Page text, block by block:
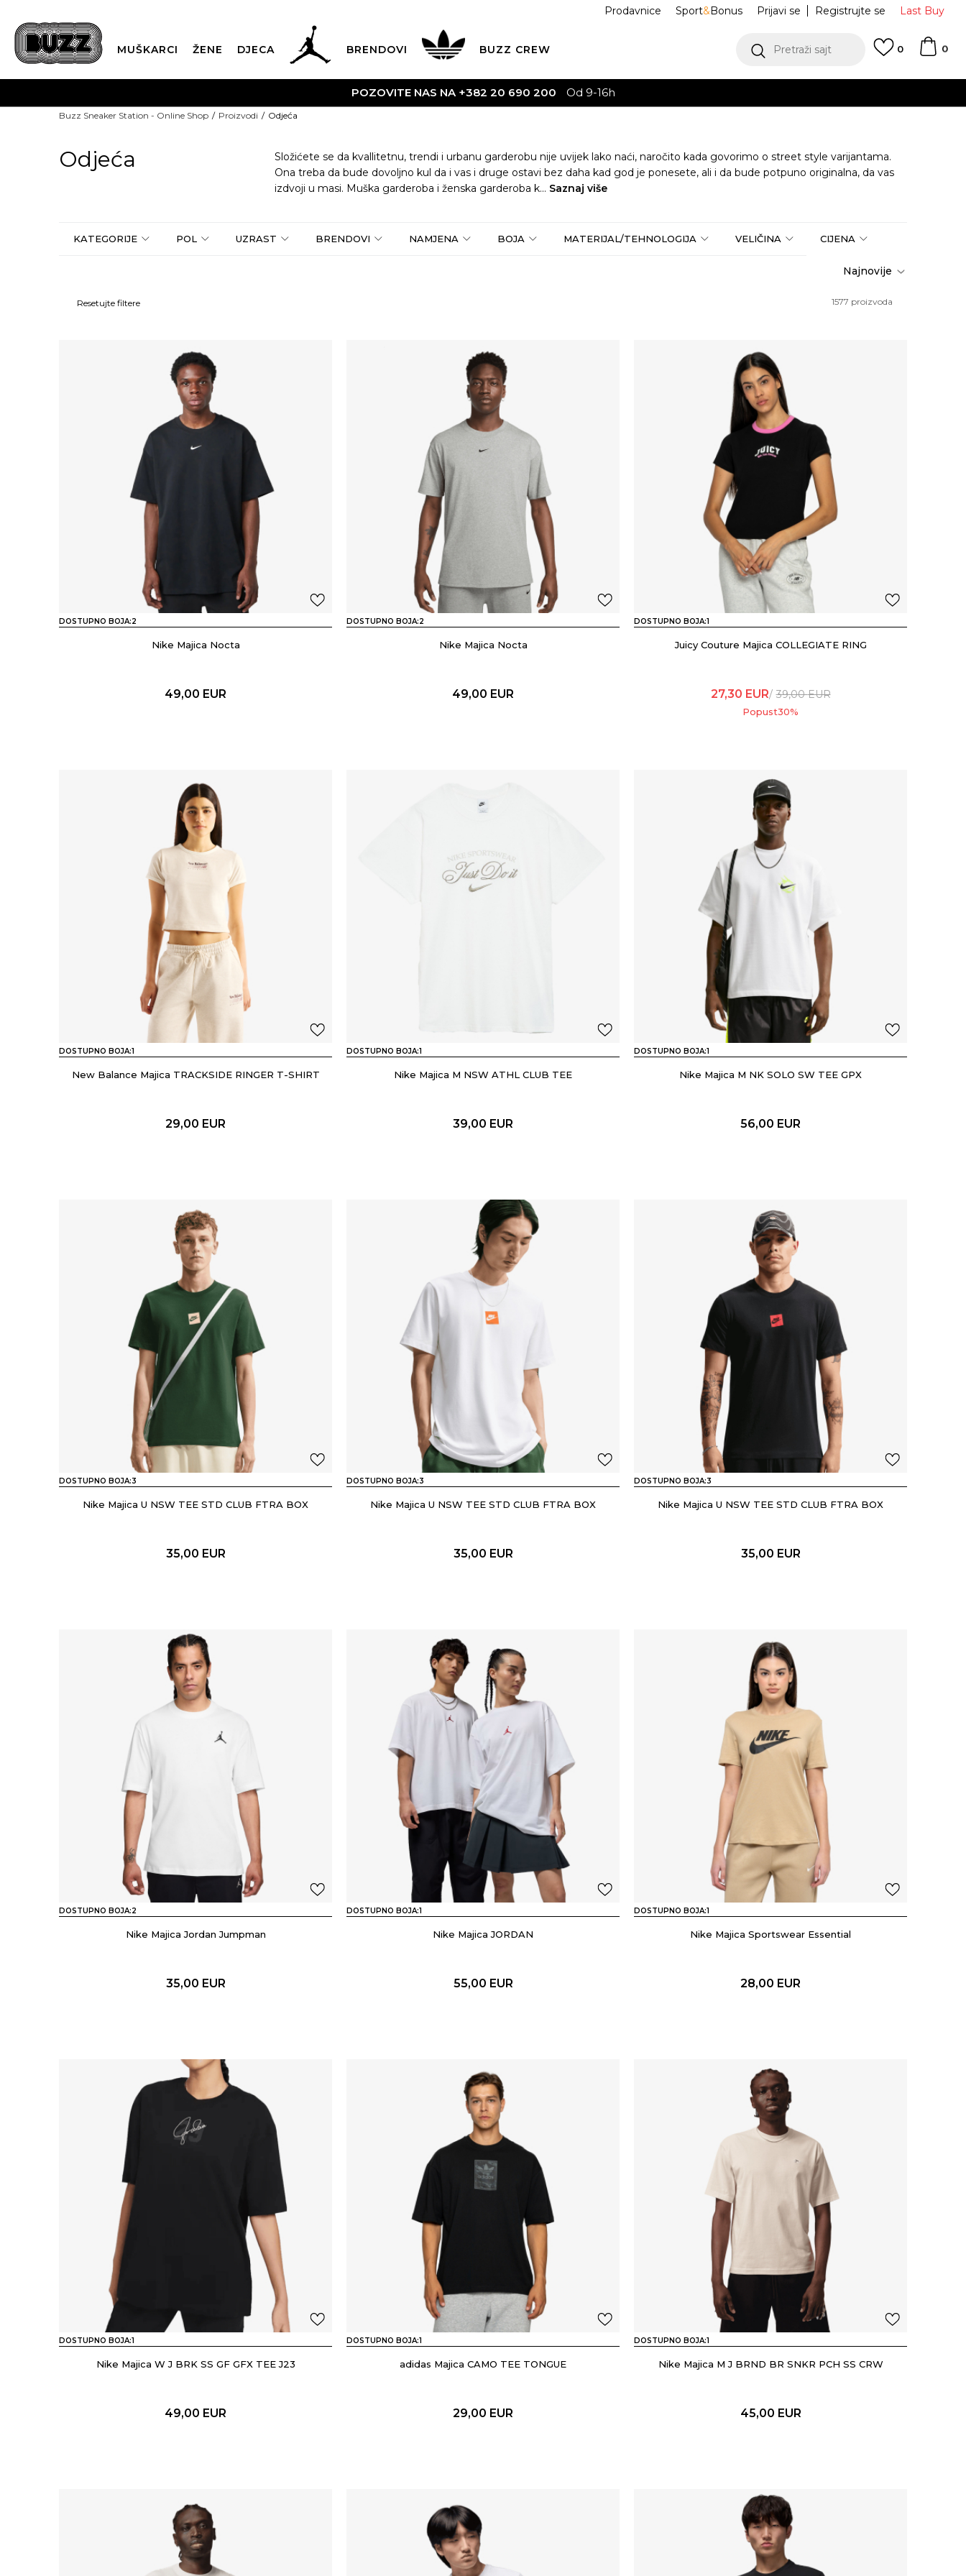
Last Buy
Prijavi se Registrujte se
Prodavnice Sport&Bonus
MUŠKARCI ŽENE DJECA BRENDOVI BUZZ CREW Pretraži sajt 0
0
Od 9-16h
Buzz Sneaker Station - Online Shop Proizvodi Odjeća
Odjeća
Složićete se da kvallitetnu, trendi i urbanu garderobu nije uvijek lako naći, naročito kada govorimo o street style varijantama.
Ona treba da bude dovoljno kul da i vas i druge ostavi bez daha kad god je ponesete, ali i da bude potpuno originalna, da vas
izdvoji u masi. Muška garderoba i ženska garderoba k... Saznaj više
KATEGORIJE POL UZRAST BRENDOVI NAMJENA BOJA MATERIJAL/TEHNOLOGIJA VELIČINA CIJENA
Resetujte filtere 1577 proizvoda
DOSTUPNO BOJA:2
Nike Majica Nocta
49,00 EUR
DOSTUPNO BOJA:2
Nike Majica Nocta
49,00 EUR
DOSTUPNO BOJA:1
Juicy Couture Majica COLLEGIATE RING
27,30 EUR 39,00EUR
Popust30%
DOSTUPNO BOJA:1
New Balance Majica TRACKSIDE RINGER T-SHIRT
29,00 EUR
DOSTUPNO BOJA:1
Nike Majica M NSW ATHL CLUB TEE
39,00 EUR
DOSTUPNO BOJA:1
Nike Majica M NK SOLO SW TEE GPX
56,00 EUR
DOSTUPNO BOJA:3
Nike Majica U NSW TEE STD CLUB FTRA BOX
35,00 EUR
DOSTUPNO BOJA:3
Nike Majica U NSW TEE STD CLUB FTRA BOX
35,00 EUR
DOSTUPNO BOJA:3
Nike Majica U NSW TEE STD CLUB FTRA BOX
35,00 EUR
DOSTUPNO BOJA:2
Nike Majica Jordan Jumpman
35,00 EUR
DOSTUPNO BOJA:1
Nike Majica JORDAN
55,00 EUR
DOSTUPNO BOJA:1
Nike Majica Sportswear Essential
28,00 EUR
DOSTUPNO BOJA:1
Nike Majica W J BRK SS GF GFX TEE J23
49,00 EUR
DOSTUPNO BOJA:1
adidas Majica CAMO TEE TONGUE
29,00 EUR
DOSTUPNO BOJA:1
Nike Majica M J BRND BR SNKR PCH SS CRW
45,00 EUR